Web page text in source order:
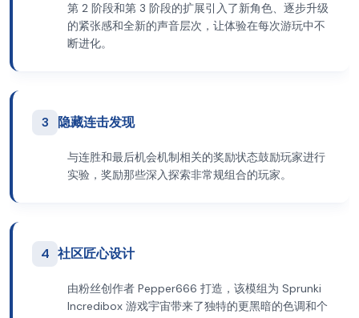
第 2 阶段和第 3 阶段的扩展引入了新角色、逐步升级
的紧张感和全新的声音层次，让体验在每次游玩中不
断进化。
3 隐藏连击发现
与连胜和最后机会机制相关的奖励状态鼓励玩家进行
实验，奖励那些深入探索非常规组合的玩家。
4 社区匠心设计
由粉丝创作者 Pepper666 打造，该模组为 Sprunki
Incredibox 游戏宇宙带来了独特的更黑暗的色调和个